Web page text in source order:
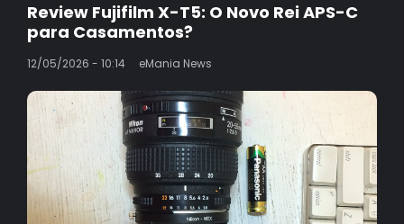
Review Fujifilm X-T5: O Novo Rei APS-C
para Casamentos?
12/05/2026 - 10:14 eMania News